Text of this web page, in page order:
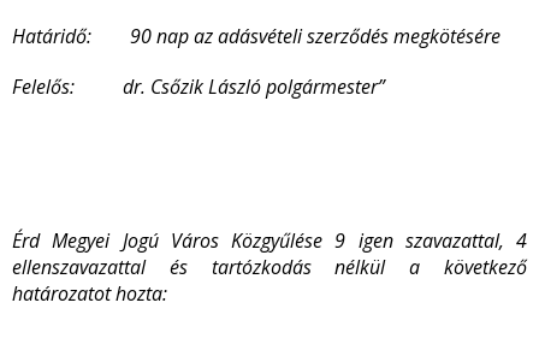
Határidő: 90 nap az adásvételi szerződés megkötésére
Felelős: dr. Csőzik László polgármester”
Érd Megyei Jogú Város Közgyűlése 9 igen szavazattal, 4
ellenszavazattal és tartózkodás nélkül a következő
határozatot hozta: